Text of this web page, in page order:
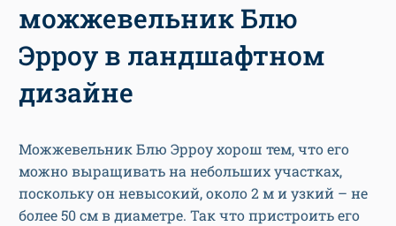
можжевельник Блю
Эрроу в ландшафтном
дизайне
Можжевельник Блю Эрроу хорош тем, что его
можно выращивать на небольших участках,
поскольку он невысокий, около 2 м и узкий – не
более 50 см в диаметре. Так что пристроить его